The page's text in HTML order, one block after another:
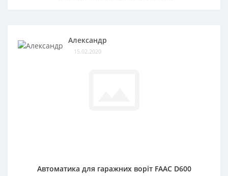
Александр
15.02.2020
Автоматика для гаражних воріт FAAC D600